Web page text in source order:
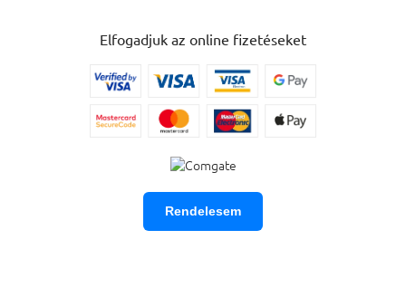
Elfogadjuk az online fizetéseket
Rendelesem